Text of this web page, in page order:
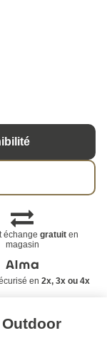
échangegratuit en
magasin
en 2x, 3x ou 4x